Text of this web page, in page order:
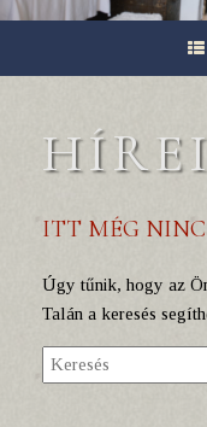
ITT MÉG
Úgy tűnik, hogy az
Talán a keresés
Search
for: